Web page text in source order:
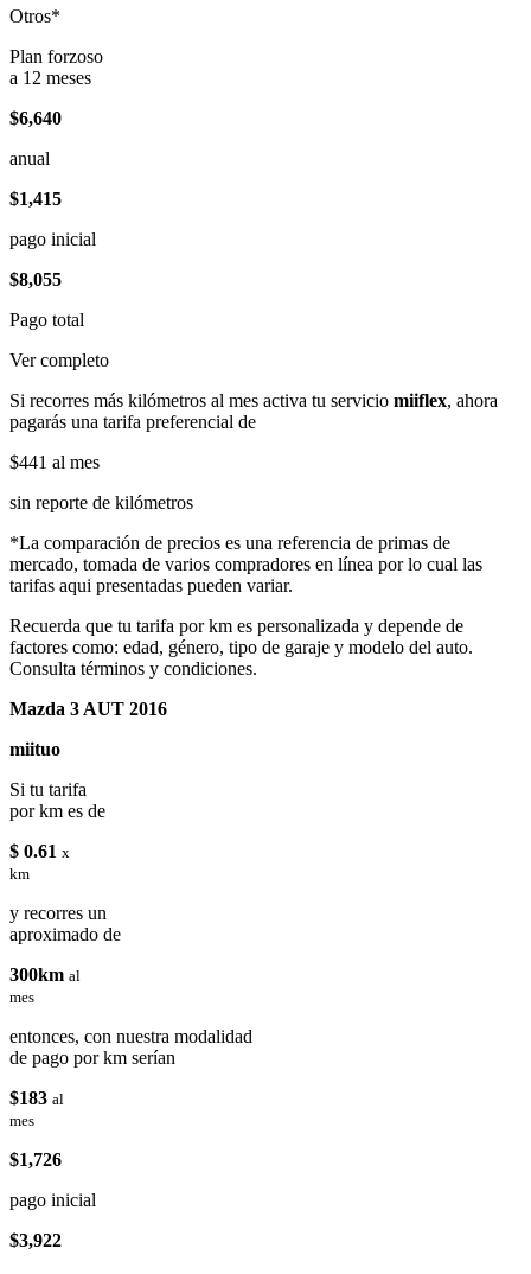
Otros*
Plan forzoso
a 12 meses
$6,640
anual
$1,415
pago inicial
$8,055
Pago total
Ver completo
Si recorres más kilómetros al mes activa tu servicio miiflex, ahora
pagarás una tarifa preferencial de
$441 al mes
sin reporte de kilómetros
*La comparación de precios es una referencia de primas de
mercado, tomada de varios compradores en línea por lo cual las
tarifas aqui presentadas pueden variar.
Recuerda que tu tarifa por km es personalizada y depende de
factores como: edad, género, tipo de garaje y modelo del auto.
Consulta términos y condiciones.
Mazda 3 AUT 2016
miituo
Si tu tarifa
por km es de
$ 0.61 x
km
y recorres un
aproximado de
300km al
mes
entonces, con nuestra modalidad
de pago por km serían
$183 al
mes
$1,726
pago inicial
$3,922